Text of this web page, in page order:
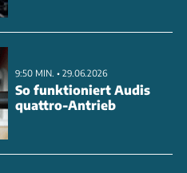
9:50 MIN. • 29.06.2026
So funktioniert Audis
quattro-Antrieb